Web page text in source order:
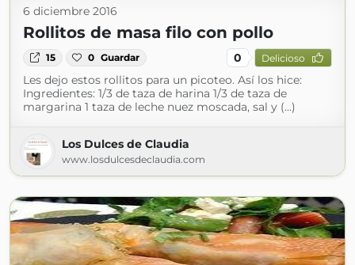
6 diciembre 2016
Rollitos de masa filo con pollo
15 0 Guardar 0 Delicioso
Les dejo estos rollitos para un picoteo. Así los hice:
Ingredientes: 1/3 de taza de harina 1/3 de taza de
margarina 1 taza de leche nuez moscada, sal y (...)
Los Dulces de Claudia
www.losdulcesdeclaudia.com